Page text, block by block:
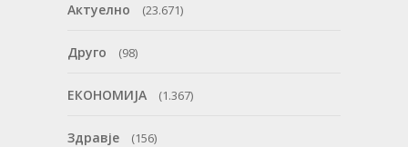
Актуелно (23.671)
Друго (98)
ЕКОНОМИЈА (1.367)
Здравје (156)